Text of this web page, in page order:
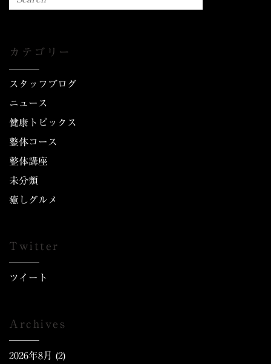
カテゴリー
スタッフブログ
ニュース
健康トピックス
整体コース
整体講座
未分類
癒しグルメ
Twitter
ツイート
Archives
2026年8月 (2)